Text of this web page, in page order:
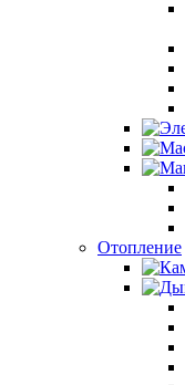
Отопление